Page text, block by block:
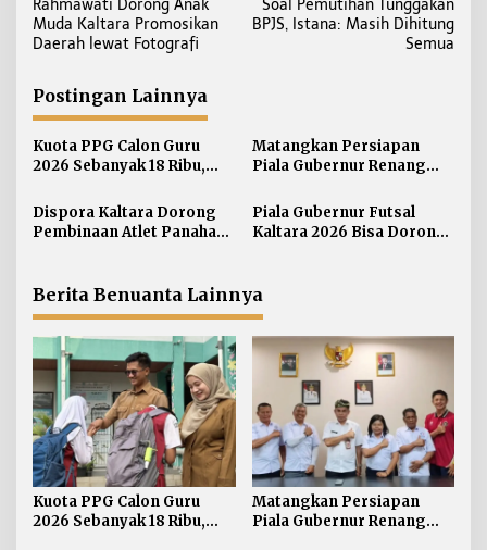
a
v
g
a
s
i
p
o
Rahmawati Dorong Anak
Muda Kaltara Promosikan
Daerah lewat Fotografi
Soal Pemutihan Tunggakan
BPJS, Istana: Masih Dihitung
Semua
Postingan Lainnya
Kuota PPG Calon Guru
2026 Sebanyak 18 Ribu,
Satu Acuan Seleksi
Matangkan Persiapan
Piala Gubernur Renang
Sinergi dengan Pengprov
Akuatik
Dispora Kaltara Dorong
Pembinaan Atlet Panahan
Piala Gubernur Futsal
Kaltara 2026 Bisa Dorong
Berita Benuanta Lainnya
Kuota PPG Calon Guru
2026 Sebanyak 18 Ribu,
Matangkan Persiapan
Piala Gubernur Renang